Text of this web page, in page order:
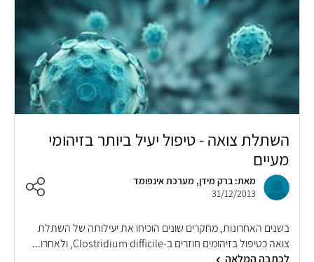
השתלת צואה - טיפול יעיל ביותר בזיהומי
מעיים
מאת: ברק מידן, מערכת אינפומד
31/12/2013
בשנים האחרונות, מחקרים שונים הוכיחו את יעילותה של השתלת
צואה כטיפול בזיהומים חוזרים ב-Clostridium difficile, ולאחרו...
לכתבה המלאה